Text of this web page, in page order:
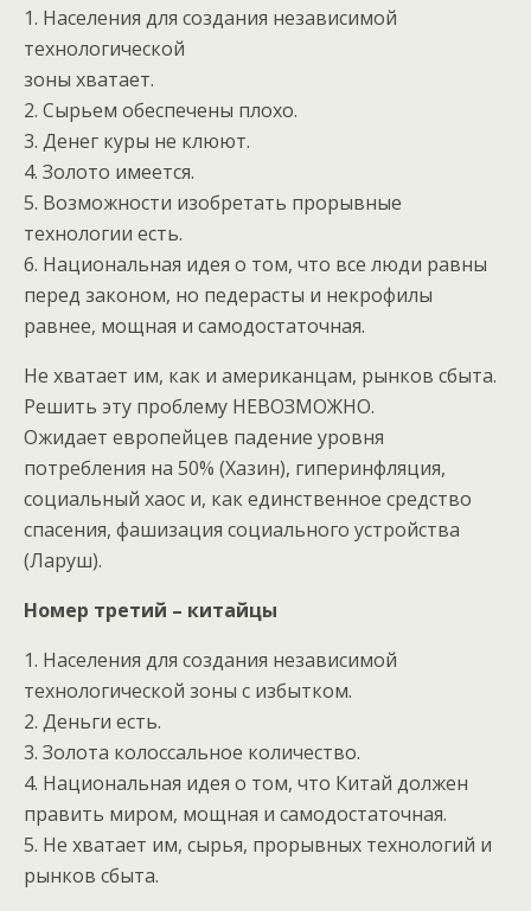
1. Населения для создания независимой
технологической
зоны хватает.
2. Сырьем обеспечены плохо.
3. Денег куры не клюют.
4. Золото имеется.
5. Возможности изобретать прорывные
технологии есть.
6. Национальная идея о том, что все люди равны
перед законом, но педерасты и некрофилы
равнее, мощная и самодостаточная.
Не хватает им, как и американцам, рынков сбыта.
Решить эту проблему НЕВОЗМОЖНО.
Ожидает европейцев падение уровня
потребления на 50% (Хазин), гиперинфляция,
социальный хаос и, как единственное средство
спасения, фашизация социального устройства
(Ларуш).
Номер третий – китайцы
1. Населения для создания независимой
технологической зоны с избытком.
2. Деньги есть.
3. Золота колоссальное количество.
4. Национальная идея о том, что Китай должен
править миром, мощная и самодостаточная.
5. Не хватает им, сырья, прорывных технологий и
рынков сбыта.